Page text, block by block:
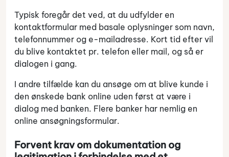
Typisk foregår det ved, at du udfylder en
kontaktformular med basale oplysninger som navn,
telefonnummer og e-mailadresse. Kort tid efter vil
du blive kontaktet pr. telefon eller mail, og så er
dialogen i gang.
I andre tilfælde kan du ansøge om at blive kunde i
den ønskede bank online uden først at være i
dialog med banken. Flere banker har nemlig en
online ansøgningsformular.
Forvent krav om dokumentation og